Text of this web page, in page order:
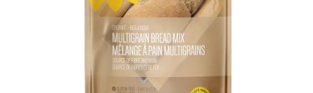
ADD TO CART / DETAILS